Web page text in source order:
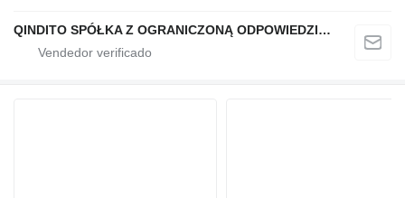
QINDITO SPÓŁKA Z OGRANICZONĄ ODPOWIEDZIALNOŚCIĄ